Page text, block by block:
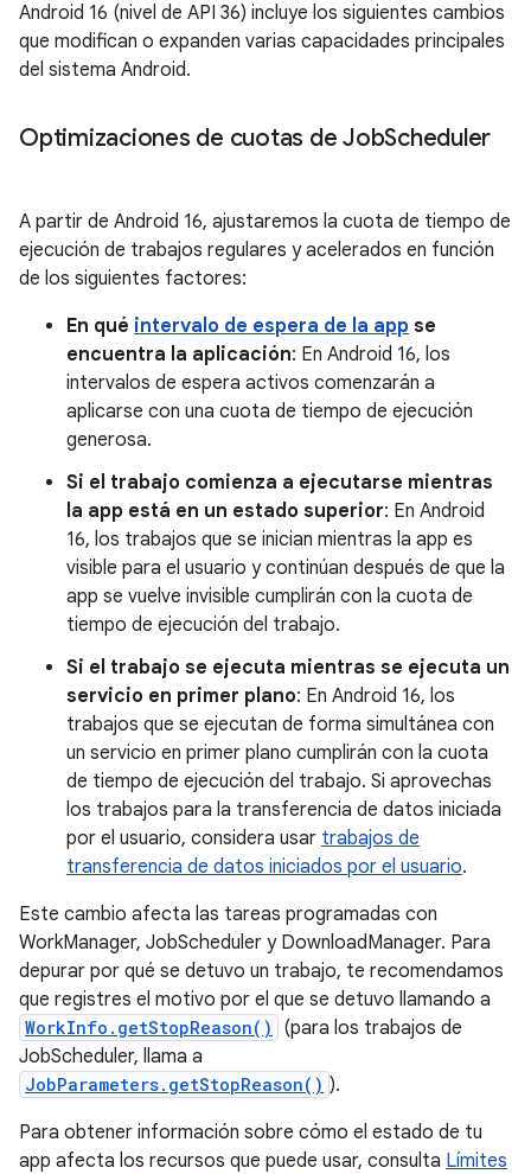
Android 16 (nivel de API 36) incluye los siguientes cambios
que modifican o expanden varias capacidades principales
del sistema Android.
Optimizaciones de cuotas de JobScheduler
A partir de Android 16, ajustaremos la cuota de tiempo de
ejecución de trabajos regulares y acelerados en función
de los siguientes factores:
En qué intervalo de espera de la app se
encuentra la aplicación: En Android 16, los
intervalos de espera activos comenzarán a
aplicarse con una cuota de tiempo de ejecución
generosa.
Si el trabajo comienza a ejecutarse mientras
la app está en un estado superior: En Android
16, los trabajos que se inician mientras la app es
visible para el usuario y continúan después de que la
app se vuelve invisible cumplirán con la cuota de
tiempo de ejecución del trabajo.
Si el trabajo se ejecuta mientras se ejecuta un
servicio en primer plano: En Android 16, los
trabajos que se ejecutan de forma simultánea con
un servicio en primer plano cumplirán con la cuota
de tiempo de ejecución del trabajo. Si aprovechas
los trabajos para la transferencia de datos iniciada
por el usuario, considera usar trabajos de
transferencia de datos iniciados por el usuario.
Este cambio afecta las tareas programadas con
WorkManager, JobScheduler y DownloadManager. Para
depurar por qué se detuvo un trabajo, te recomendamos
que registres el motivo por el que se detuvo llamando a
WorkInfo.getStopReason()
(para los trabajos de
JobScheduler, llama a
JobParameters.getStopReason() ).
Para obtener información sobre cómo el estado de tu
app afecta los recursos que puede usar, consulta Límites